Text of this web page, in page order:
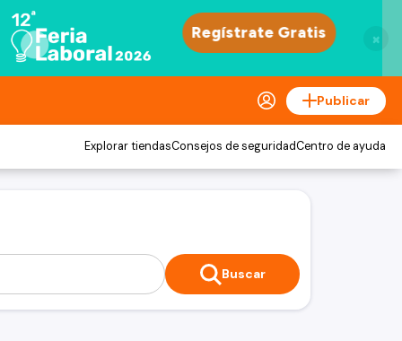
×
Publicar
Explorar tiendasConsejos de seguridadCentro de ayuda
Buscar